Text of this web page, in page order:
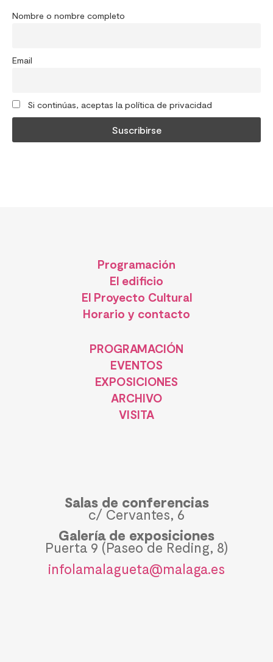
Nombre o nombre completo
Email
Si continúas, aceptas la política de privacidad
Programación
El edificio
El Proyecto Cultural
Horario y contacto
PROGRAMACIÓN
EVENTOS
EXPOSICIONES
ARCHIVO
VISITA
Salas de conferencias
c/ Cervantes, 6
Galería de exposiciones
Puerta 9 (Paseo de Reding, 8)
infolamalagueta@malaga.es